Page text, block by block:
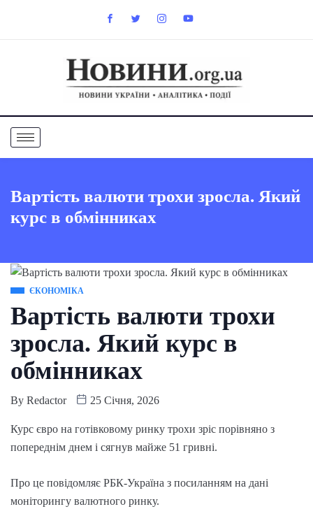
Вартість валюти трохи зросла. Який
курс в обмінниках
ЄКОНОМІКА
Вартість валюти трохи
зросла. Який курс в
обмінниках
By Redactor 25 Січня, 2026
Курс євро на готівковому ринку трохи зріс порівняно з
попереднім днем і сягнув майже 51 гривні.
Про це повідомляє РБК-Україна з посиланням на дані
моніторингу валютного ринку.